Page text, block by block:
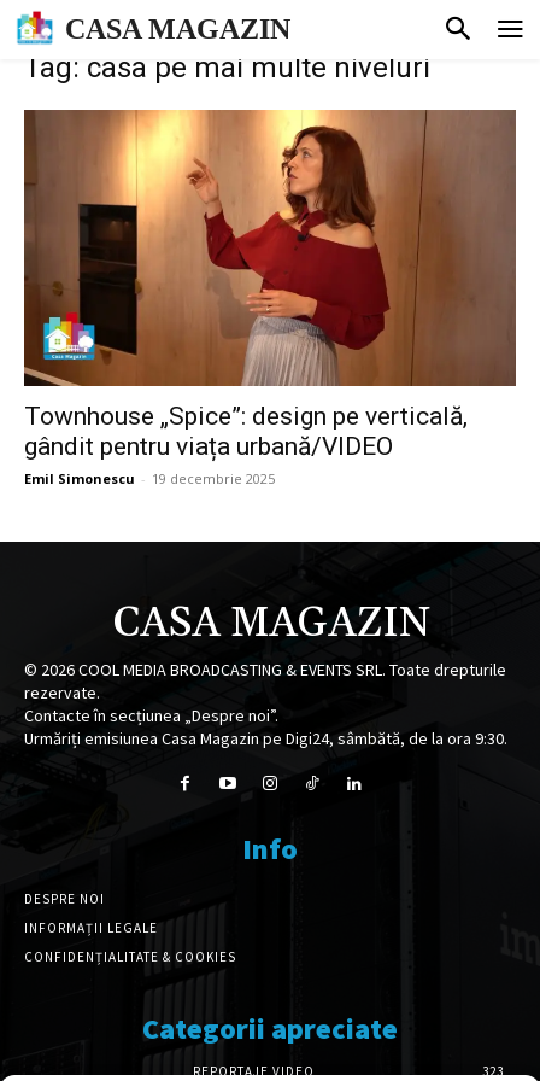
CASA MAGAZIN
Tag: casa pe mai multe niveluri
Townhouse „Spice”: design pe verticală,
gândit pentru viața urbană/VIDEO
Emil Simonescu - 19 decembrie 2025
CASA MAGAZIN
© 2026COOL MEDIA BROADCASTING & EVENTS SRL. Toate drepturile
rezervate.
Contacte în secțiunea „Despre noi”.
Urmăriți emisiunea Casa Magazin pe Digi24, sâmbătă, de la ora 9:30.
Info
DESPRE NOI
INFORMAȚII LEGALE
CONFIDENȚIALITATE & COOKIES
Categorii apreciate
REPORTAJE VIDEO 323